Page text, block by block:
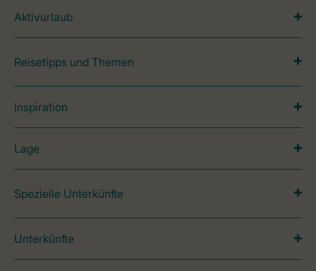
Aktivurlaub
Reisetipps und Themen
Inspiration
Lage
Spezielle Unterkünfte
Unterkünfte